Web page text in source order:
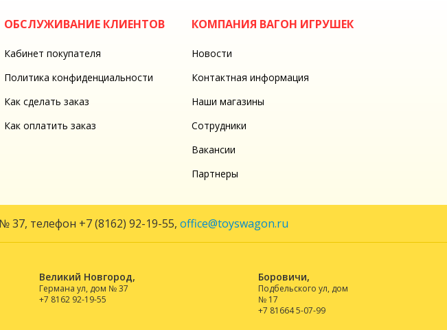
ОБСЛУЖИВАНИЕ КЛИЕНТОВ
Кабинет покупателя
Политика конфиденциальности
Как сделать заказ
Как оплатить заказ
КОМПАНИЯ ВАГОН ИГРУШЕК
Новости
Контактная информация
Наши магазины
Сотрудники
Вакансии
Партнеры
37, телефон +7 (8162) 92-19-55, office@toyswagon.ru
Великий Новгород,
Германа ул, дом № 37
+7 8162 92-19-55
Боровичи,
Подбельского ул, дом
№ 17
+7 81664 5-07-99